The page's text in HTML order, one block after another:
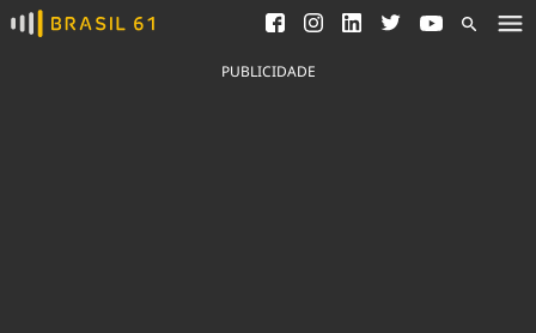
Ver todas as notícias
Saneamento
Indicadores
PUBLICIDADE